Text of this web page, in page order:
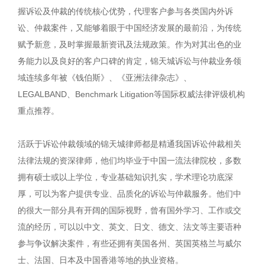
握诉讼及仲裁的传统核心优势，代理客户参与各类国内外诉
讼、仲裁案件，又能够着眼于中国经济发展的最前沿，为传统
赋予新意，及时掌握最新资讯及法规政策。作为对其出色的业
务能力以及良好的客户口碑的肯定，锦天城诉讼与仲裁业务领
域连续多年被《钱伯斯》、《亚洲法律杂志》、
LEGALBAND、Benchmark Litigation等国际权威法律评级机构
重点推荐。
活跃于诉讼仲裁领域的锦天城律师都是精通我国诉讼仲裁相关
法律法规的资深律师，他们均毕业于中国一流法律院校，多数
拥有硕士或以上学位，专业基础知识扎实，学术理论功底深
厚，可以为客户提供专业、品质化的诉讼与仲裁服务。他们中
的很大一部分具有开阔的国际视野，曾有国外学习、工作或交
流的经历，可以以中文、英文、日文、德文、法文等主要语种
参与争议解决案件，有些还拥有美国各州、英国英格兰与威尔
士、法国、日本及中国香港等地的执业资格。